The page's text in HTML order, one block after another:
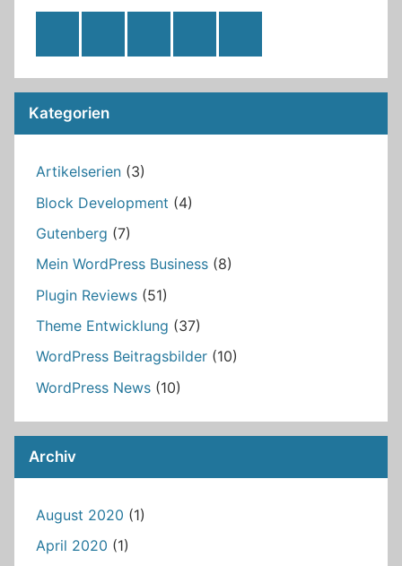
Feed
Kategorien
Artikelserien (3)
Block Development (4)
Gutenberg (7)
Mein WordPress Business (8)
Plugin Reviews (51)
Theme Entwicklung (37)
WordPress Beitragsbilder (10)
WordPress News (10)
Archiv
August 2020 (1)
April 2020 (1)